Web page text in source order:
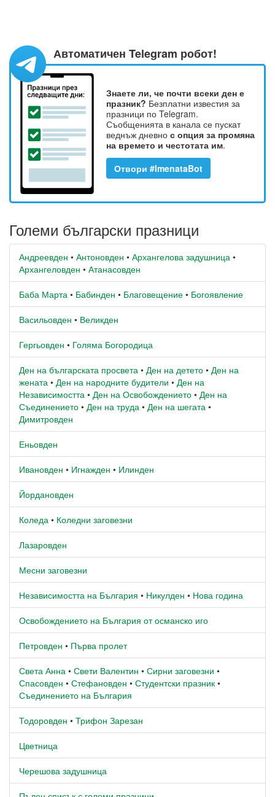
Автоматичен Telegram робот!
Знаете ли, че почти всеки ден е
празник? Безплатни известия за
празници по Telegram.
Съобщенията в канала се пускат
веднъж дневно с опция за промяна
на времето и честотата им.
Отвори #ImenataBot
Големи български празници
Андреевден • Антоновден • Архангелова задушница •
Архангеловден • Атанасовден
Баба Марта • Бабинден • Благовещение • Богоявление
Васильовден • Великден
Гергьовден • Голяма Богородица
Ден на българската просвета • Ден на детето • Ден на
жената • Ден на народните будители • Ден на
Независимостта • Ден на Освобождението • Ден на
Съединението • Ден на труда • Ден на шегата •
Димитровден
Еньовден
Ивановден • Игнажден • Илинден
Йордановден
Коледа • Коледни заговезни
Лазаровден
Месни заговезни
Независимостта на България • Никулден • Нова година
Освобождението на България от османско иго
Петровден • Първа пролет
Света Анна • Свети Валентин • Сирни заговезни •
Спасовден • Стефановден • Студентски празник •
Съединението на България
Тодоровден • Трифон Зарезан
Цветница
Черешова задушница